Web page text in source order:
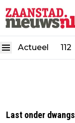
Actueel 112
Last onder